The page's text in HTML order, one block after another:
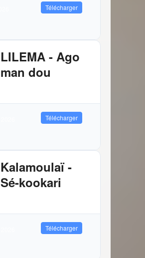
Télécharger
LILEMA - Ago
man dou
Télécharger
Kalamoulaï -
Sé-kookari
Télécharger